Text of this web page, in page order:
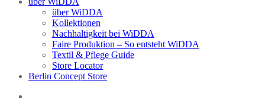
über WiDDA
Kollektionen
Nachhaltigkeit bei WiDDA
Faire Produktion – So entsteht WiDDA
Textil & Pflege Guide
Store Locator
Berlin Concept Store